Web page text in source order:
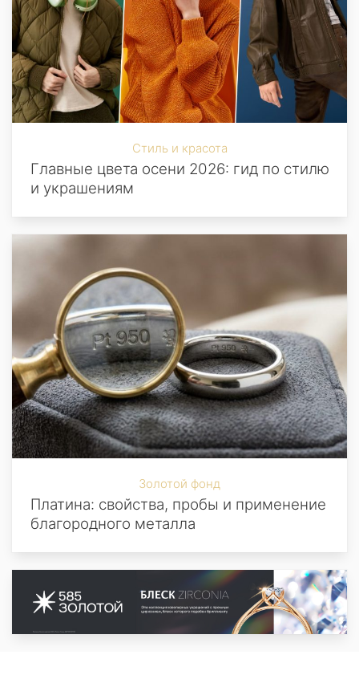
Стиль и красота
Главные цвета осени 2026: гид по стилю
и украшениям
Золотой фонд
Платина: свойства, пробы и применение
благородного металла